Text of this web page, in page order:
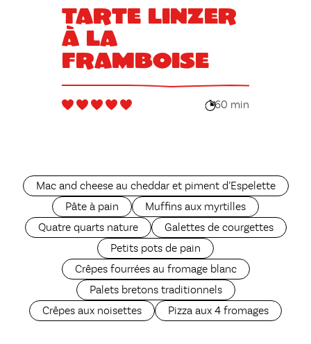
Tarte Linzer
à la
framboise
60 min
Mac and cheese au cheddar et piment d’Espelette
Pâte à pain
Muffins aux myrtilles
Quatre quarts nature
Galettes de courgettes
Petits pots de pain
Crêpes fourrées au fromage blanc
Palets bretons traditionnels
Crêpes aux noisettes
Pizza aux 4 fromages